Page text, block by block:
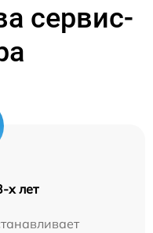
сервис-
х лет